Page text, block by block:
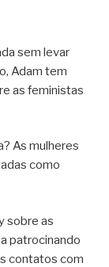
sem levar
Adam tem
as feministas
As mulheres
como
sobre as
patrocinando
contatos com